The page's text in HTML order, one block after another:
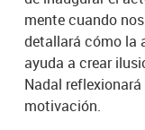
mente cuando
detallará cómo la
ayuda a crear
Nadal
motivación.